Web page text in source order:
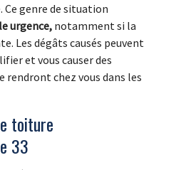
Ce genre de situation
urgence, notamment si la
Les dégâts causés peuvent
et vous causer des
rendront chez vous dans les
toiture
33